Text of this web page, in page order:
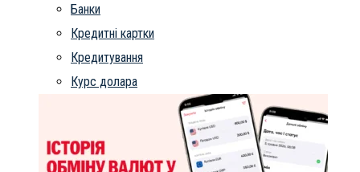
Банки
Кредитні картки
Кредитування
Курс долара